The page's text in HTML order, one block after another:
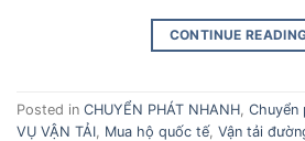
CONTINUE
Posted in CHUYỂN PHÁT NHANH Chuyển
VỤ VẬN TẢI Mua hộ quốc tế Vận tải